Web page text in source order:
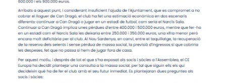
bé com sigui
possible. Si
rebutja
aquestes
cookies
algunes
funcionalitats
desapareixeran
del lloc web.